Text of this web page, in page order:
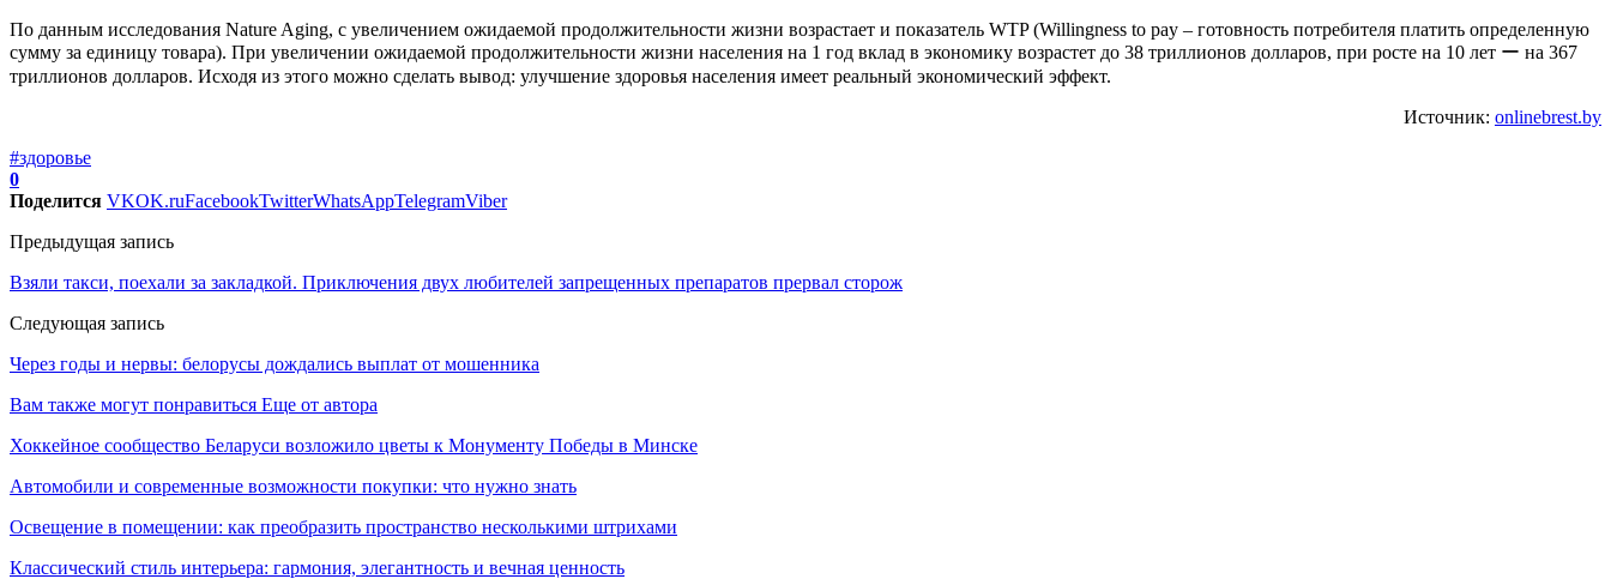
По данным исследования Nature Aging, с увеличением ожидаемой продолжительности жизни возрастает и показатель WTP (Willingness to pay – готовность потребителя платить определенную
сумму за единицу товара). При увеличении ожидаемой продолжительности жизни населения на 1 год вклад в экономику возрастет до 38 триллионов долларов, при росте на 10 лет ー на 367
триллионов долларов. Исходя из этого можно сделать вывод: улучшение здоровья населения имеет реальный экономический эффект.
Источник: onlinebrest.by
#здоровье
0
Поделится VKOK.ruFacebookTwitterWhatsAppTelegramViber
Предыдущая запись
Взяли такси, поехали за закладкой. Приключения двух любителей запрещенных препаратов прервал сторож
Следующая запись
Через годы и нервы: белорусы дождались выплат от мошенника
Вам также могут понравиться Еще от автора
Хоккейное сообщество Беларуси возложило цветы к Монументу Победы в Минске
Автомобили и современные возможности покупки: что нужно знать
Освещение в помещении: как преобразить пространство несколькими штрихами
Классический стиль интерьера: гармония, элегантность и вечная ценность